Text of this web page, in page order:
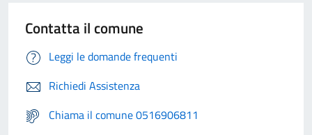
Contatta il comune
Leggi le domande frequenti
Richiedi Assistenza
Chiama il comune 0516906811